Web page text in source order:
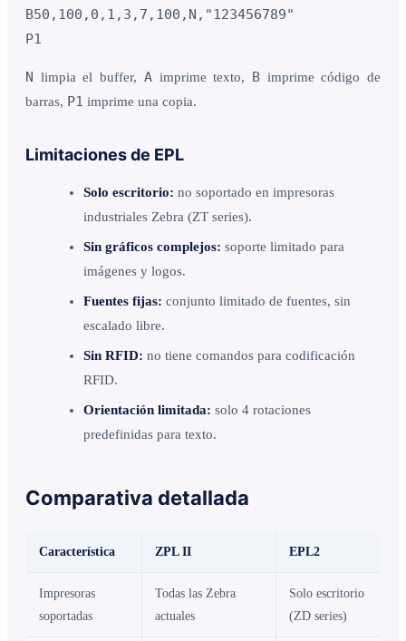
B50,100,0,1,3,7,100,N,"123456789"
P1
N limpia el buffer, Aimprime texto, Bimprime código de
barras, P1 imprime una copia.
Limitaciones de EPL
Solo escritorio: no soportado en impresoras
industriales Zebra (ZT series).
Sin gráficos complejos: soporte limitado para
imágenes y logos.
Fuentes fijas: conjunto limitado de fuentes, sin
escalado libre.
Sin RFID: no tiene comandos para codificación
RFID.
Orientación limitada: solo 4 rotaciones
predefinidas para texto.
Comparativa detallada
Característica ZPL II EPL2
Impresoras
soportadas
Todas las Zebra
actuales
Solo escritorio
(ZD series)